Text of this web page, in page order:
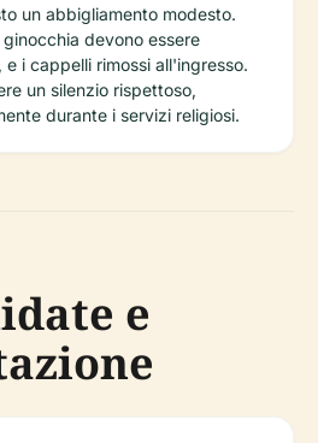
un abbigliamento modesto.
ginocchia devono essere
e i cappelli rimossi all'ingresso.
un silenzio rispettoso,
durante i servizi religiosi.
e